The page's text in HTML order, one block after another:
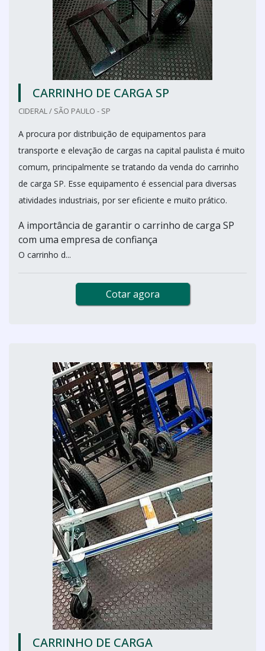
CARRINHO DE CARGA SP
CIDERAL / SÃO PAULO - SP
A procura por distribuição de equipamentos para
transporte e elevação de cargas na capital paulista é muito
comum, principalmente se tratando da venda do carrinho
de carga SP. Esse equipamento é essencial para diversas
atividades industriais, por ser eficiente e muito prático.
A importância de garantir o carrinho de carga SP
com uma empresa de confiança
O carrinho d...
Cotar agora
CARRINHO DE CARGA